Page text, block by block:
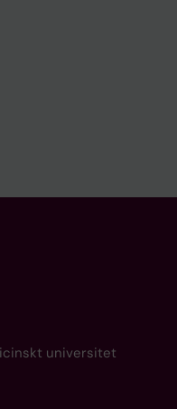
universitet